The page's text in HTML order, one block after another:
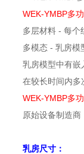
WEK-YMBP多
多层材料 - 每个
多模态 - 乳房模
乳房模型中有嵌
在较长时间内多
WEK-YMBP多
原始设备制造
乳房尺寸：